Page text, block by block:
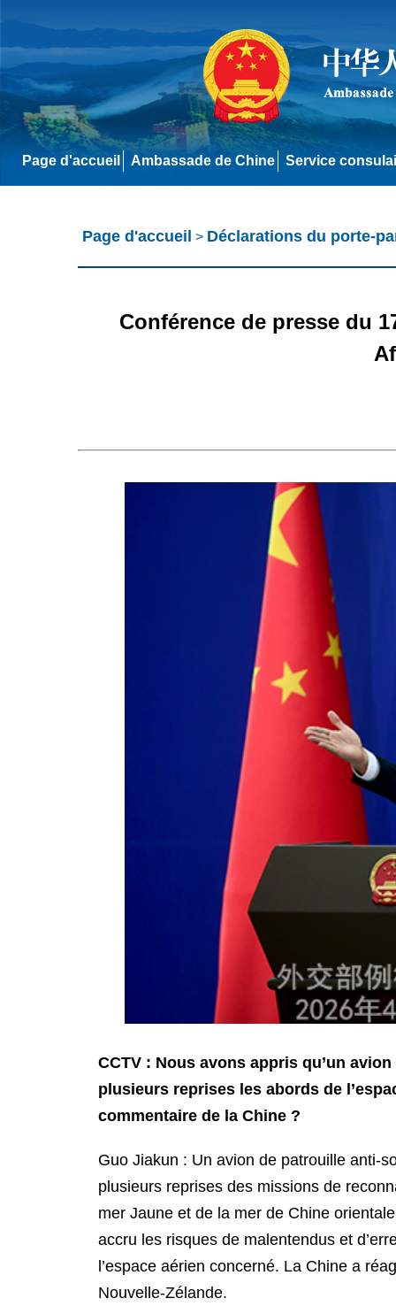
Page d'accueil Ambassade de Chine Service
Page d'accueil > Déclarations du porte-
Conférence de presse du
CCTV : Nous avons appris qu’un
plusieurs reprises les abords de
commentaire de la Chine ?
Guo Jiakun : Un avion de patrouille anti-
plusieurs reprises des missions de
mer Jaune et de la mer de Chine
accru les risques de malentendus et
l’espace aérien concerné. La Chine a
Nouvelle-Zélande.